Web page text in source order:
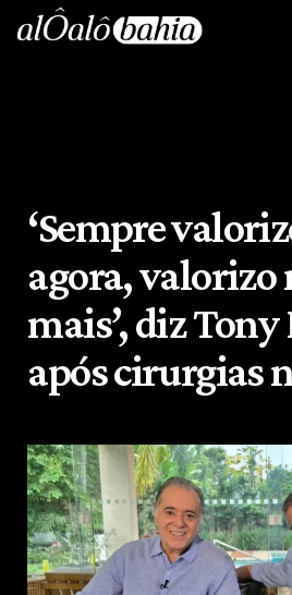
‘Sempre
agora,
mais’, diz Tony
após cirurgias